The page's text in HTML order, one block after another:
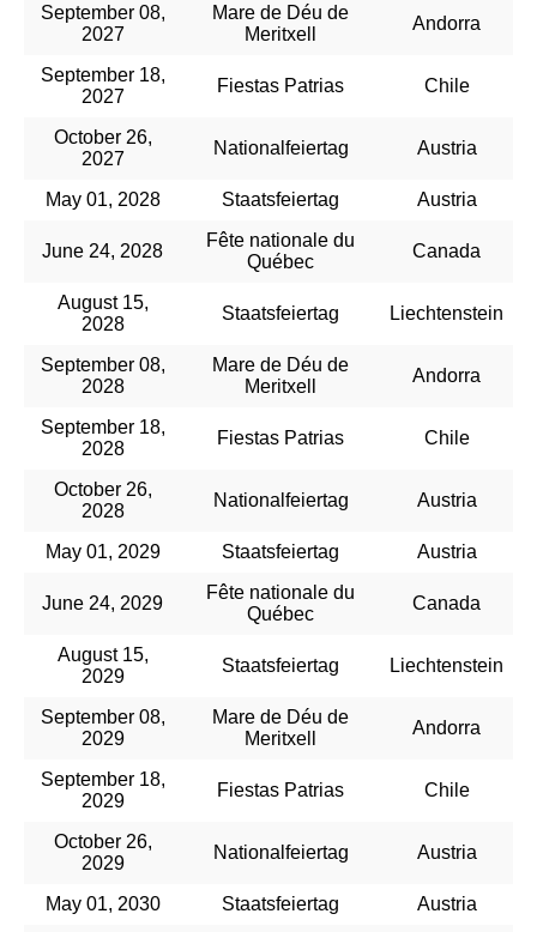
September 08,
2027
Mare de Déu de
Meritxell
Andorra
September 18,
2027
Fiestas Patrias Chile
October 26,
2027
Nationalfeiertag Austria
May 01, 2028 Staatsfeiertag Austria
June 24, 2028
Fête nationale du
Québec
Canada
August 15,
2028
Staatsfeiertag Liechtenstein
September 08,
2028
Mare de Déu de
Meritxell
Andorra
September 18,
2028
Fiestas Patrias Chile
October 26,
2028
Nationalfeiertag Austria
May 01, 2029 Staatsfeiertag Austria
June 24, 2029
Fête nationale du
Québec
Canada
August 15,
2029
Staatsfeiertag Liechtenstein
September 08,
2029
Mare de Déu de
Meritxell
Andorra
September 18,
2029
Fiestas Patrias Chile
October 26,
2029
Nationalfeiertag Austria
May 01, 2030 Staatsfeiertag Austria